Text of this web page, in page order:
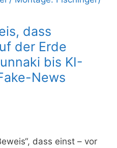
dass
der Erde
bis KI-
News
dass einst – vor